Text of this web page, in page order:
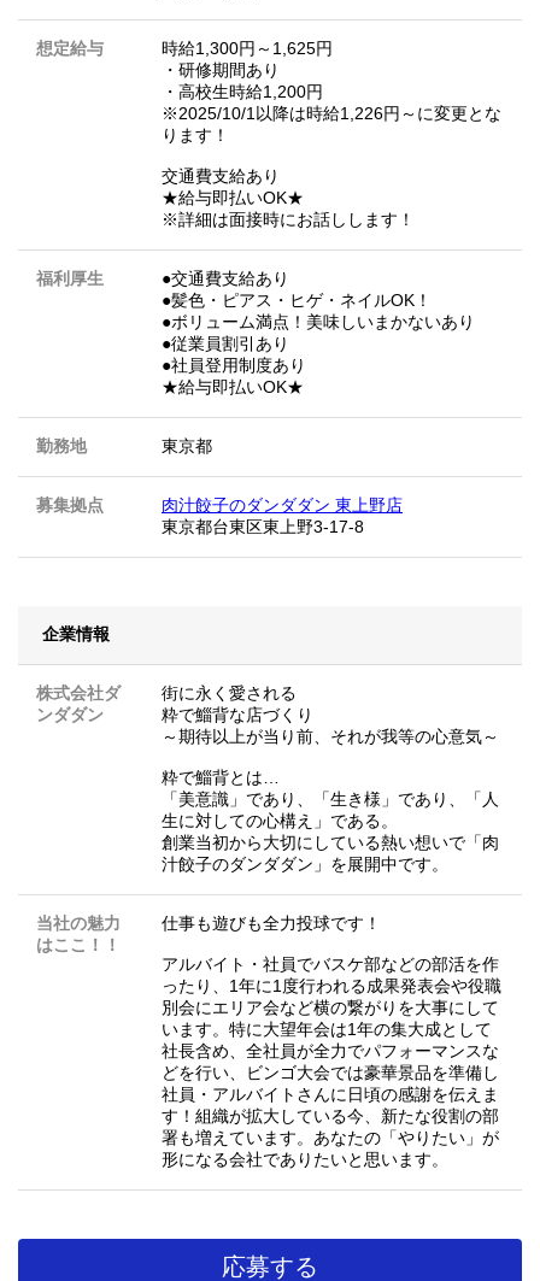
想定給与
時給1,300円～1,625円
・研修期間あり
・高校生時給1,200円
※2025/10/1以降は時給1,226円～に変更とな
ります！
交通費支給あり
★給与即払いOK★
※詳細は面接時にお話しします！
福利厚生
●交通費支給あり
●髪色・ピアス・ヒゲ・ネイルOK！
●ボリューム満点！美味しいまかないあり
●従業員割引あり
●社員登用制度あり
★給与即払いOK★
勤務地 東京都
募集拠点
肉汁餃子のダンダダン 東上野店
東京都台東区東上野3-17-8
企業情報
株式会社ダ
ンダダン
街に永く愛される
粋で鯔背な店づくり
～期待以上が当り前、それが我等の心意気～
粋で鯔背とは…
「美意識」であり、「生き様」であり、「人
生に対しての心構え」である。
創業当初から大切にしている熱い想いで「肉
汁餃子のダンダダン」を展開中です。
当社の魅力
はここ！！
仕事も遊びも全力投球です！
アルバイト・社員でバスケ部などの部活を作
ったり、1年に1度行われる成果発表会や役職
別会にエリア会など横の繋がりを大事にして
います。特に大望年会は1年の集大成として
社長含め、全社員が全力でパフォーマンスな
どを行い、ビンゴ大会では豪華景品を準備し
社員・アルバイトさんに日頃の感謝を伝えま
す！組織が拡大している今、新たな役割の部
署も増えています。あなたの「やりたい」が
形になる会社でありたいと思います。
応募する